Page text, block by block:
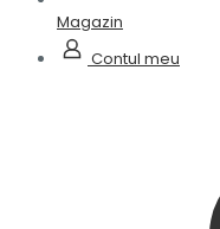
Magazin
Contul meu